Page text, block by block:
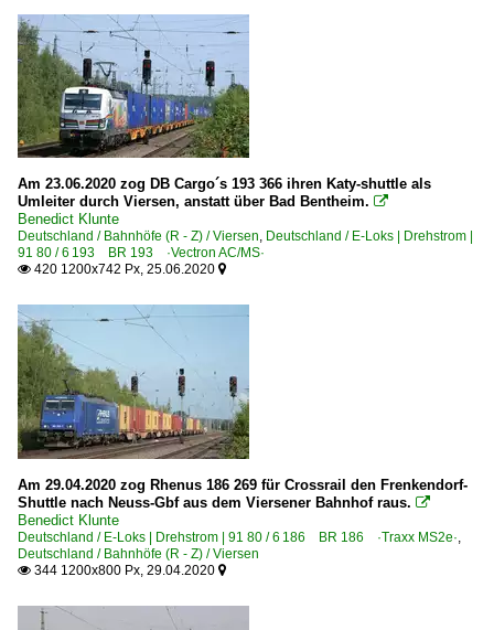
Unternehmen (A - K)
DB Cargo Deutschland AG, Mainz ex DB Schenker
Eurobahn GmbH & Co. KG, Düsseldorf ·ERB·
E-Loks
BR 1293 ·Vectron MS·
Unternehmen
Österreichische Bundesbahnen ·ÖBB·
Schweiz
Bahndienstfahrzeuge | X
Bau- und Unterhaltsfahrzeuge
Am 23.06.2020 zog DB Cargo´s 193 366 ihren Katy-shuttle als
Umleiter durch Viersen, anstatt über Bad Bentheim. 
Benedict Klunte
Deutschland / Bahnhöfe (R - Z) / Viersen, Deutschland / E-Loks | Drehstrom |
91 80 / 6 193 BR 193 ·Vectron AC/MS·
 420 1200x742 Px, 25.06.2020 
Am 29.04.2020 zog Rhenus 186 269 für Crossrail den Frenkendorf-
Shuttle nach Neuss-Gbf aus dem Viersener Bahnhof raus. 
Benedict Klunte
Deutschland / E-Loks | Drehstrom | 91 80 / 6 186 BR 186 ·Traxx MS2e·,
Deutschland / Bahnhöfe (R - Z) / Viersen
 344 1200x800 Px, 29.04.2020 